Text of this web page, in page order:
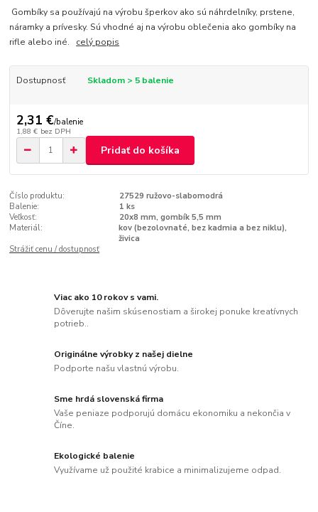
Gombíky sa používajú na výrobu šperkov ako sú náhrdelníky, prstene,
náramky a prívesky. Sú vhodné aj na výrobu oblečenia ako gombíky na
rifle alebo iné. celý popis
Dostupnosť Skladom > 5 balenie
2,31 €/balenie
1,88 € bez DPH
Pridať do košíka
Číslo produktu:
27529 ružovo-slabomodrá
Balenie:
1 ks
Veľkosť:
20x8 mm, gombík 5,5 mm
Materiál:
kov (bezolovnaté, bez kadmia a bez niklu),
živica
Strážiť cenu / dostupnosť
Viac ako 10 rokov s vami.
Dôverujte našim skúsenostiam a širokej ponuke kreatívnych
potrieb..
Originálne výrobky z našej dielne
Podporte našu vlastnú výrobu.
Sme hrdá slovenská firma
Vaše peniaze podporujú domácu ekonomiku a nekončia v
Číne.
Ekologické balenie
Využívame už použité krabice a minimalizujeme odpad.